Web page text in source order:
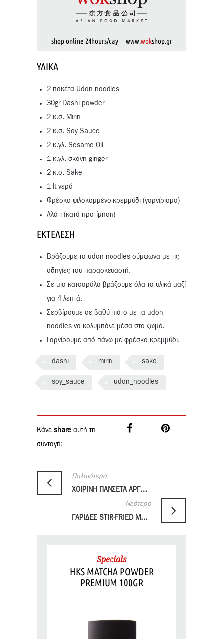
shop online 24hours/day www.wokshop.gr
ΥΛΙΚΆ
2 πακέτα Udon noodles
30gr Dashi powder
2 κ.σ. Mirin
2 κ.σ. Soy Sauce
2 κ.γλ. Sesame Oil
1 κ.γλ. σκόνη ginger
2 κ.σ. Sake
1 lt νερό
Φρέσκο ψιλοκομμένο κρεμμύδι (γαρνίρισμα)
Αλάτι (κατά προτίμηση)
ΕΚΤΈΛΕΣΗ
Βράζουμε τα udon noodles σύμφωνα με τις
οδηγίες του παρασκευαστή.
Σε μια κατσαρόλα βράζουμε όλα τα υλικά μαζί
για 4 λεπτά.
Σερβίρουμε σε βαθύ πιάτο με τα udon
noodles να κολυμπάνε μέσα στο ζωμό.
Γαρνίρουμε από πάνω με φρέσκο κρεμμύδι.
dashi mirin sake
soy_sauce udon_noodles
Κάνε share αυτή τη
συνταγή:
Παλαιότερο
ΧΟΙΡΙΝΗ ΠΑΝΣΕΤΑ ΑΡΓΟΨΗΜΕΝΗ ΜΕ ΓΛΑΣΟ ΑΠΟ KUROZATO ΖΑΧΑΡΗ
Νεότερο
ΓΑΡΙΔΕΣ STIR-FRIED ΜΕ ΙΑΠΩΝΙΚΗ ΣΑΛΤΣΑ TERIYAKI ΜΕ ΣΟΥΣΑΜΙ
Specials
HKS MATCHA POWDER
PREMIUM 100GR